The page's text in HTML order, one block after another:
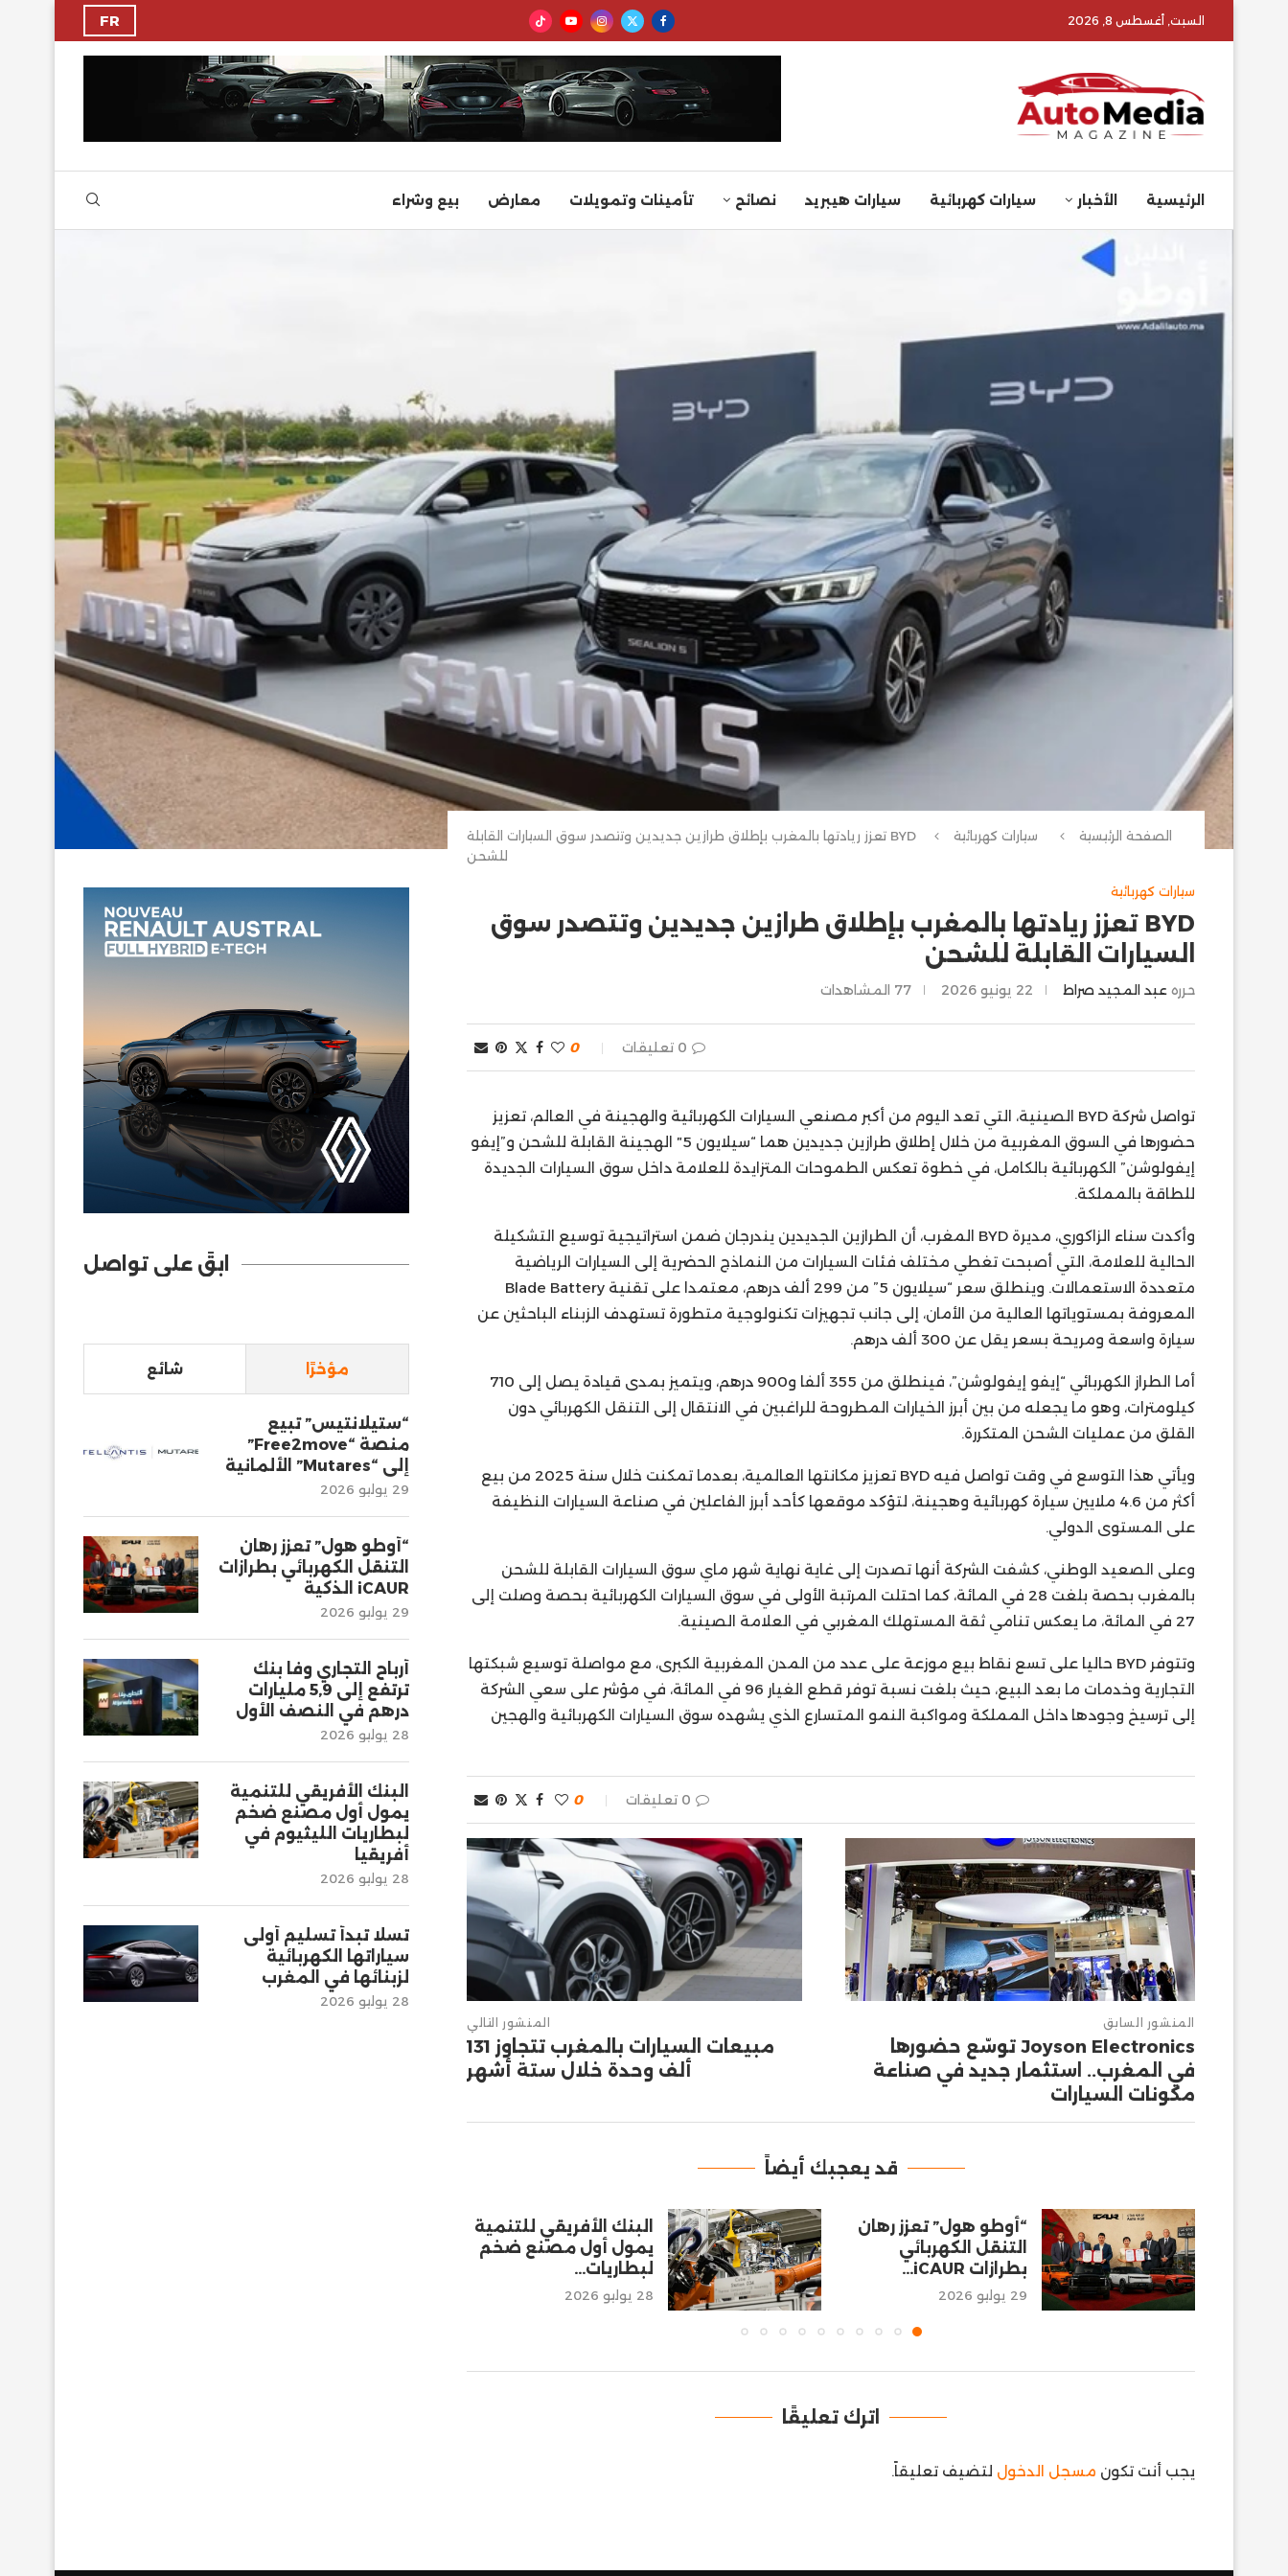
السبت, أغسطس 8, 2026 FR
الرئيسية الأخبار سيارات كهربائية سيارات هيبريد نصائح تأمينات وتمويلات معارض بيع وشراء
الصفحة الرئيسية سيارات كهربائية
BYD تعزز ريادتها بالمغرب بإطلاق طرازين جديدين وتتصدر سوق السيارات القابلة
للشحن
سيارات كهربائية
BYD تعزز ريادتها بالمغرب بإطلاق طرازين جديدين وتتصدر سوق
السيارات القابلة للشحن
حرره عبد المجيد صراط 22 يونيو 2026 77 المشاهدات
0 تعليقات 0
تواصل شركة BYD الصينية، التي تعد اليوم من أكبر مصنعي السيارات الكهربائية والهجينة في العالم، تعزيز
حضورها في السوق المغربية من خلال إطلاق طرازين جديدين هما “سيلايون 5″ الهجينة القابلة للشحن و”إيفو
إيفولوشن” الكهربائية بالكامل، في خطوة تعكس الطموحات المتزايدة للعلامة داخل سوق السيارات الجديدة
للطاقة بالمملكة.
وأكدت سناء الزاكوري، مديرة BYD المغرب، أن الطرازين الجديدين يندرجان ضمن استراتيجية توسيع التشكيلة
الحالية للعلامة، التي أصبحت تغطي مختلف فئات السيارات من النماذج الحضرية إلى السيارات الرياضية
متعددة الاستعمالات. وينطلق سعر “سيلايون 5” من 299 ألف درهم، معتمدا على تقنية Blade Battery
المعروفة بمستوياتها العالية من الأمان، إلى جانب تجهيزات تكنولوجية متطورة تستهدف الزبناء الباحثين عن
سيارة واسعة ومريحة بسعر يقل عن 300 ألف درهم.
أما الطراز الكهربائي “إيفو إيفولوشن”، فينطلق من 355 ألفا و900 درهم، ويتميز بمدى قيادة يصل إلى 710
كيلومترات، وهو ما يجعله من بين أبرز الخيارات المطروحة للراغبين في الانتقال إلى التنقل الكهربائي دون
القلق من عمليات الشحن المتكررة.
ويأتي هذا التوسع في وقت تواصل فيه BYD تعزيز مكانتها العالمية، بعدما تمكنت خلال سنة 2025 من بيع
أكثر من 4.6 ملايين سيارة كهربائية وهجينة، لتؤكد موقعها كأحد أبرز الفاعلين في صناعة السيارات النظيفة
على المستوى الدولي.
وعلى الصعيد الوطني، كشفت الشركة أنها تصدرت إلى غاية نهاية شهر ماي سوق السيارات القابلة للشحن
بالمغرب بحصة بلغت 28 في المائة، كما احتلت المرتبة الأولى في سوق السيارات الكهربائية بحصة وصلت إلى
27 في المائة، ما يعكس تنامي ثقة المستهلك المغربي في العلامة الصينية.
وتتوفر BYD حاليا على تسع نقاط بيع موزعة على عدد من المدن المغربية الكبرى، مع مواصلة توسيع شبكتها
التجارية وخدمات ما بعد البيع، حيث بلغت نسبة توفر قطع الغيار 96 في المائة، في مؤشر على سعي الشركة
إلى ترسيخ وجودها داخل المملكة ومواكبة النمو المتسارع الذي يشهده سوق السيارات الكهربائية والهجين
0 تعليقات 0
المنشور السابق
Joyson Electronics توسّع حضورها
في المغرب.. استثمار جديد في صناعة
مكونات السيارات
المنشور التالي
مبيعات السيارات بالمغرب تتجاوز 131
ألف وحدة خلال ستة أشهر
قد يعجبك أيضاً
“أوطو هول” تعزز رهان
التنقل الكهربائي
بطرازات iCAUR...
29 يوليو 2026
البنك الأفريقي للتنمية
يمول أول مصنع ضخم
لبطاريات...
28 يوليو 2026
اترك تعليقًا
يجب أنت تكون مسجل الدخول لتضيف تعليقاً.
ابقَ على تواصل
مؤخرًا شائع
“ستيلانتيس” تبيع
منصة “Free2move”
إلى “Mutares” الألمانية
29 يوليو 2026
“أوطو هول” تعزز رهان
التنقل الكهربائي بطرازات
iCAUR الذكية
29 يوليو 2026
أرباح التجاري وفا بنك
ترتفع إلى 5,9 مليارات
درهم في النصف الأول
28 يوليو 2026
البنك الأفريقي للتنمية
يمول أول مصنع ضخم
لبطاريات الليثيوم في
أفريقيا
28 يوليو 2026
تسلا تبدأ تسليم أولى
سياراتها الكهربائية
لزبنائها في المغرب
28 يوليو 2026